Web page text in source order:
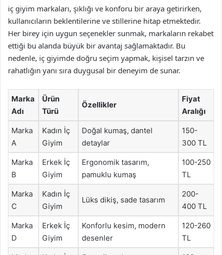
iç giyim markaları, şıklığı ve konforu bir araya getirirken,
kullanıcıların beklentilerine ve stillerine hitap etmektedir.
Her birey için uygun seçenekler sunmak, markaların rekabet
ettiği bu alanda büyük bir avantaj sağlamaktadır. Bu
nedenle, iç giyimde doğru seçim yapmak, kişisel tarzın ve
rahatlığın yanı sıra duygusal bir deneyim de sunar.
Marka
Adı
Ürün
Türü
Özellikler
Fiyat
Aralığı
Marka
A
Kadın İç
Giyim
Doğal kumaş, dantel
detaylar
150-
300 TL
Marka
B
Erkek İç
Giyim
Ergonomik tasarım,
pamuklu kumaş
100-250
TL
Marka
C
Kadın İç
Giyim
Lüks dikiş, sade tasarım
200-
400 TL
Marka
D
Erkek İç
Giyim
Konforlu kesim, modern
desenler
120-260
TL